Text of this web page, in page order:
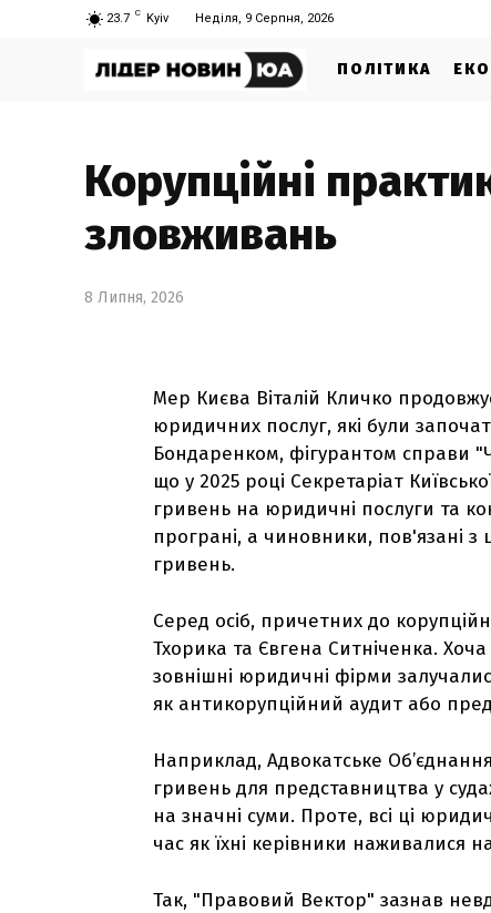
23.7 C Kyiv Неділя, 9 Серпня, 2026
ПОЛІТИКА
Корупційні
зловживань
8 Липня, 2026
Мер Києва Віталій Кличко
юридичних послуг, які були
Бондаренком, фігурантом справи
що у 2025 році Секретаріат
гривень на юридичні послуги та
програні, а чиновники, пов'язані
гривень.
Серед осіб, причетних до
Тхорика та Євгена Ситніченка.
зовнішні юридичні фірми
як антикорупційний аудит або
Наприклад, Адвокатське
гривень для представництва у
на значні суми. Проте, всі ці
час як їхні керівники наживалися
Так, "Правовий Вектор" зазнав